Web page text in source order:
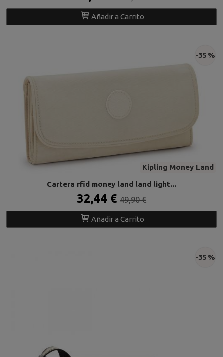
Añadir a Carrito
Kipling Money Land
-35 %
Cartera rfid money land land light...
32,44 € 49,90 €
Añadir a Carrito
-35 %